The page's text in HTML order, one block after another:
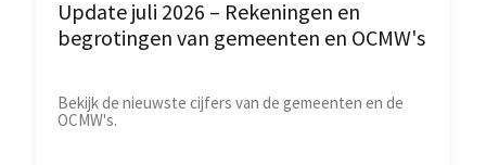
Update juli 2026 – Rekeningen en
begrotingen van gemeenten en OCMW's
Bekijk de nieuwste cijfers van de gemeenten en de
OCMW's.